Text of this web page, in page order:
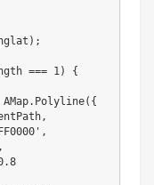
) ;
=== 1)
{
AMap. Polyline( {
,
,
,